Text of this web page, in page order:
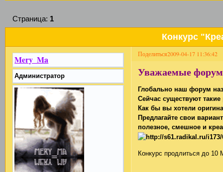
Конкурс
Страница: 1
Поделиться2009-04-17 11:36:42
Mery_Ma
Администратор Уважаемые
Глобально наш форум
Сейчас существуют
Как бы вы хотели
Предлагайте свои
полезное, смешное и
Конкурс продлиться до 10